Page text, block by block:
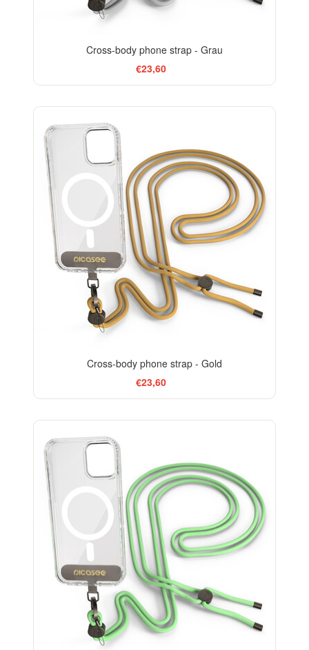
Cross-body phone strap - Grau
€23,60
Cross-body phone strap - Gold
€23,60